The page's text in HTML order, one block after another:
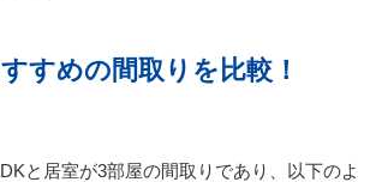
すめの間取りを比較！
と居室が3部屋の間取りであり、以下のよ